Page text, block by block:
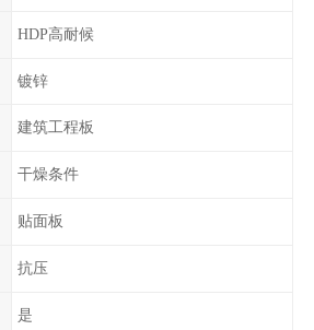
HDP高耐候
镀锌
建筑工程板
干燥条件
贴面板
抗压
是